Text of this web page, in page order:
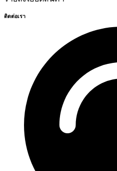
ติดต่อเรา